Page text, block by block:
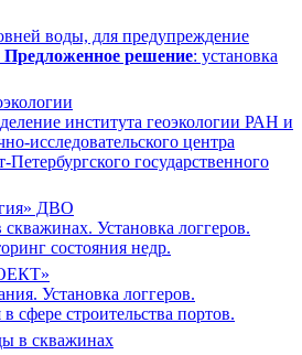
воды, для предупреждение
Предложенное решение: установка
института геоэкологии РАН и
исследовательского центра
государственного
ДВО
Установка логгеров.
состояния недр.
Установка логгеров.
сфере строительства портов.
в скважинах